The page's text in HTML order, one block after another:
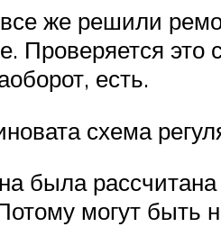
же решили
Проверяется
есть.
схема
была
могут быть